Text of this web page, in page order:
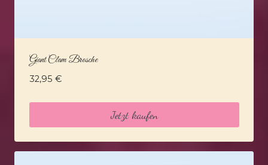
Giant Clam Brosche
32,95 €
Jetzt kaufen